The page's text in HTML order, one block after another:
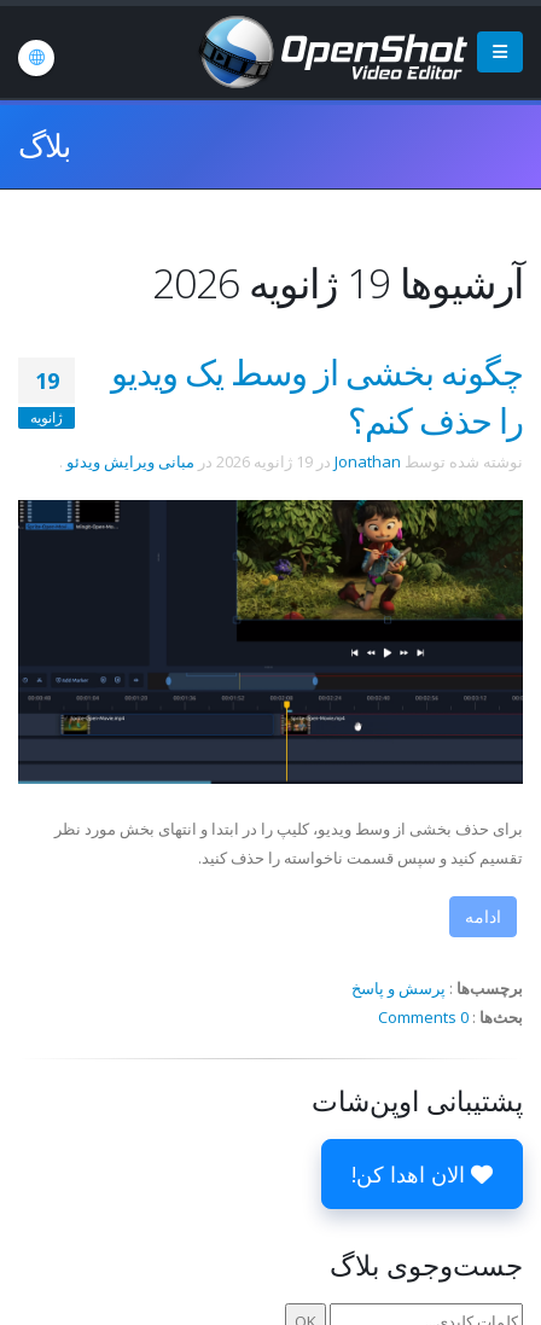
بلاگ
آرشیوها 19 ژانویه 2026
19
ژانویه
چگونه بخشی از وسط یک ویدیو
را حذف کنم؟
نوشته شده توسط Jonathan در 19 ژانویه 2026 در مبانی ویرایش ویدئو .
برای حذف بخشی از وسط ویدیو، کلیپ را در ابتدا و انتهای بخش مورد نظر
تقسیم کنید و سپس قسمت ناخواسته را حذف کنید.
ادامه
برچسب‌ها : پرسش و پاسخ
بحث‌ها :
0 Comments
پشتیبانی اوپن‌شات
الان اهدا کن!
جست‌وجوی بلاگ